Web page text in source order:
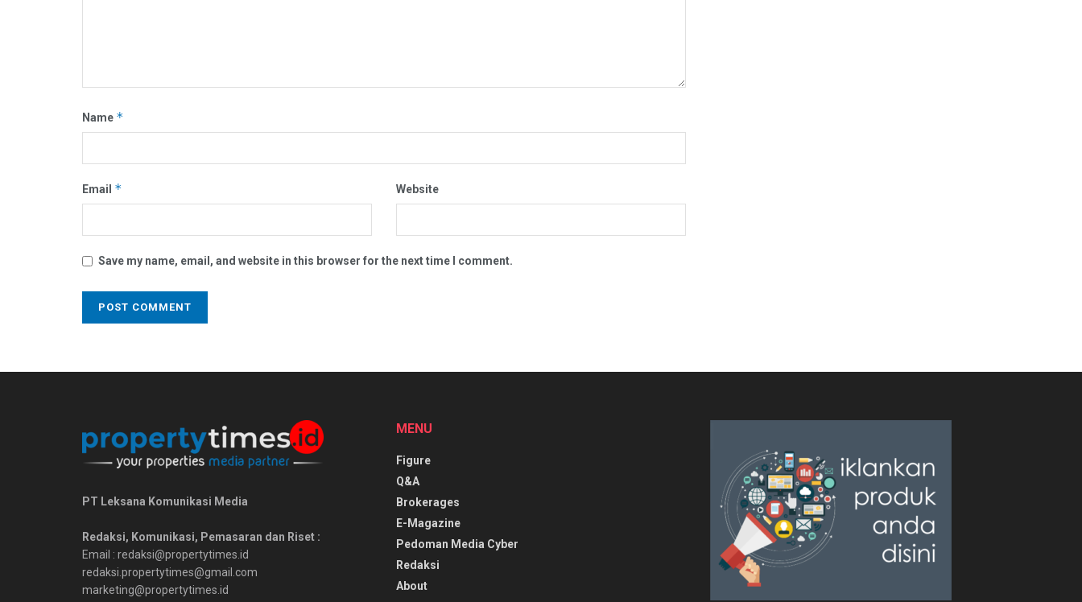
Name *
Email * Website
Save my name, email, and website in this browser for the next time I comment.
PT Leksana Komunikasi Media
Redaksi, Komunikasi, Pemasaran dan Riset :
Email : redaksi@propertytimes.id
redaksi.propertytimes@gmail.com
marketing@propertytimes.id
MENU
Figure
Q&A
Brokerages
E-Magazine
Pedoman Media Cyber
Redaksi
About